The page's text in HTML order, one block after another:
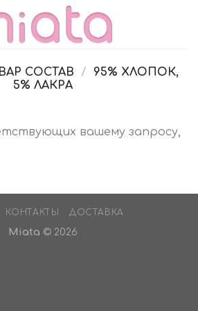
СОСТАВ /
95% ХЛОПОК,
5% ЛАКРА
вашему запросу,
КОНТАКТЫ ДОСТАВКА
Miata © 2026